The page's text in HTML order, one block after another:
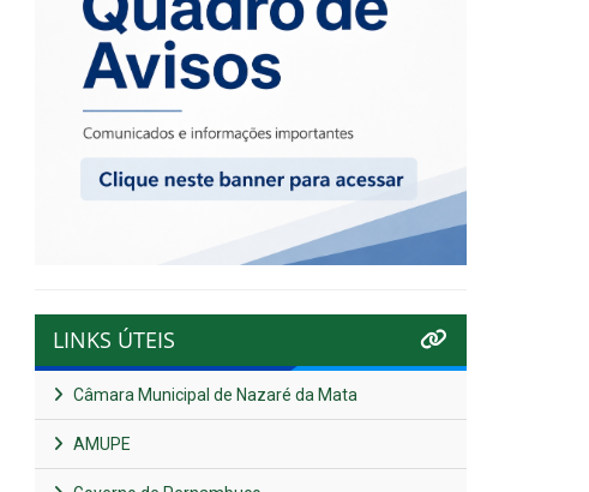
LINKS ÚTEIS
Câmara Municipal de Nazaré da Mata
AMUPE